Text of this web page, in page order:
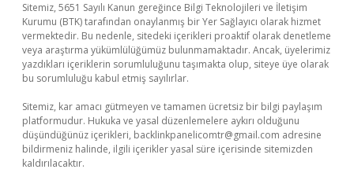
Sitemiz, 5651 Sayılı Kanun gereğince Bilgi Teknolojileri ve İletişim
Kurumu (BTK) tarafından onaylanmış bir Yer Sağlayıcı olarak hizmet
vermektedir. Bu nedenle, sitedeki içerikleri proaktif olarak denetleme
veya araştırma yükümlülüğümüz bulunmamaktadır. Ancak, üyelerimiz
yazdıkları içeriklerin sorumluluğunu taşımakta olup, siteye üye olarak
bu sorumluluğu kabul etmiş sayılırlar.
Sitemiz, kar amacı gütmeyen ve tamamen ücretsiz bir bilgi paylaşım
platformudur. Hukuka ve yasal düzenlemelere aykırı olduğunu
düşündüğünüz içerikleri, backlinkpanelicomtr@gmail.com adresine
bildirmeniz halinde, ilgili içerikler yasal süre içerisinde sitemizden
kaldırılacaktır.